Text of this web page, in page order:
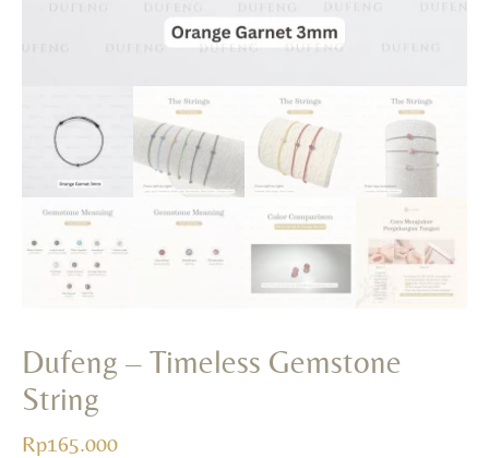
Dufeng – Timeless Gemstone
String
Rp165.000